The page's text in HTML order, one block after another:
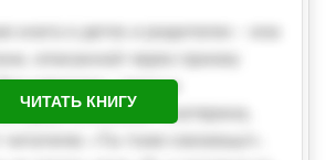
ЧИТАТЬ КНИГУ